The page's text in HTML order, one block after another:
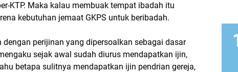
KTP. Maka kalau membuak tempat ibadah itu
kebutuhan jemaat GKPS untuk beribadah.
dengan perijinan yang dipersoalkan sebagai dasar
sejak awal sudah diurus mendapatkan ijin,
betapa sulitnya mendapatkan ijin pendrian gereja,